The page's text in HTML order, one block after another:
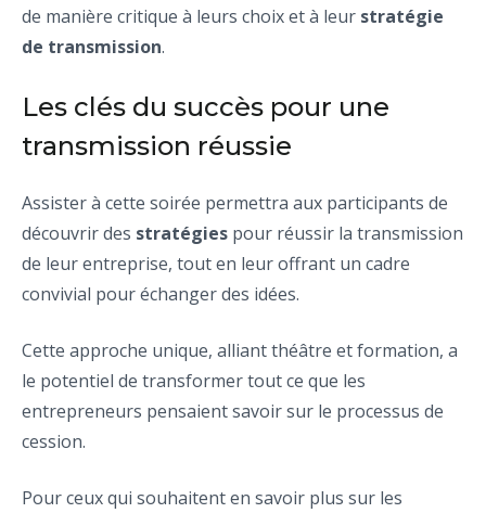
de manière critique à leurs choix et à leur stratégie
de transmission.
Les clés du succès pour une
transmission réussie
Assister à cette soirée permettra aux participants de
découvrir des stratégies pour réussir la transmission
de leur entreprise, tout en leur offrant un cadre
convivial pour échanger des idées.
Cette approche unique, alliant théâtre et formation, a
le potentiel de transformer tout ce que les
entrepreneurs pensaient savoir sur le processus de
cession.
Pour ceux qui souhaitent en savoir plus sur les